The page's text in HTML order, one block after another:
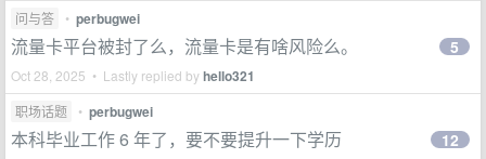
问与答 • perbugwei
流量卡平台被封了么，流量卡是有啥风险么。
Oct 28, 2025 • Lastly replied byhello321
5
职场话题 • perbugwei
本科毕业工作 6 年了，要不要提升一下学历 12